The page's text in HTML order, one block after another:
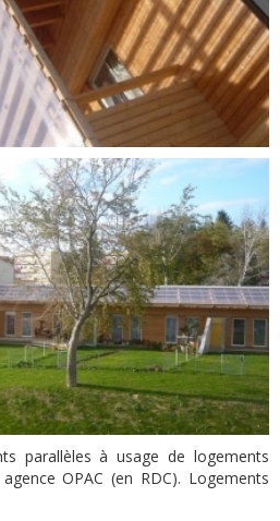
parallèles à usage de logements
OPAC (en RDC). Logements